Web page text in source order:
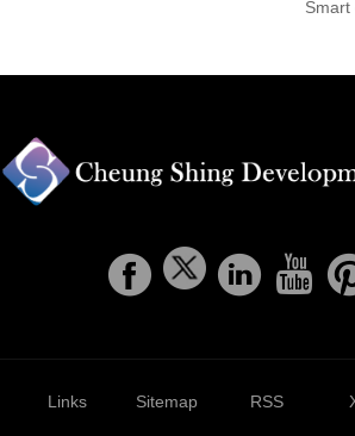
Smart
Links Sitemap RSS